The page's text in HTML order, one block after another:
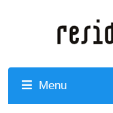
Menu